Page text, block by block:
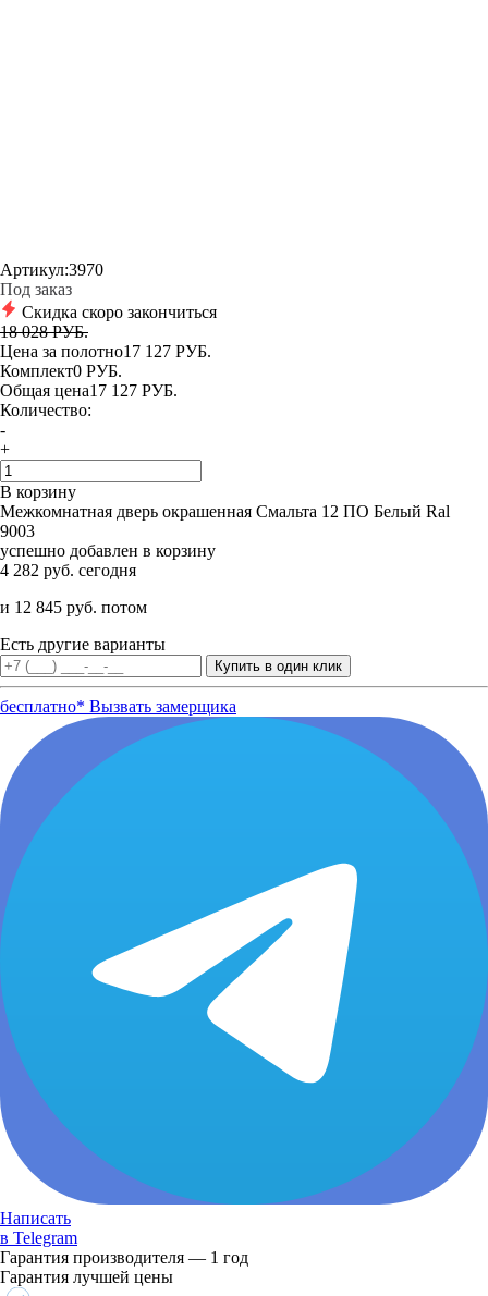
Артикул:3970
Под заказ
Скидка скоро закончиться
18 028 РУБ.
Цена за полотно17 127 РУБ.
Комплект0 РУБ.
Общая цена17 127 РУБ.
Количество:
-
+
В корзину
Межкомнатная дверь окрашенная Смальта 12 ПО Белый Ral
9003
успешно добавлен в корзину
4 282 руб. сегодня
и 12 845 руб. потом
Есть другие варианты
бесплатно* Вызвать замерщика
Написать
в Telegram
Гарантия производителя — 1 год
Гарантия лучшей цены